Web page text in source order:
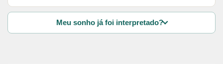
Meu sonho já foi interpretado?